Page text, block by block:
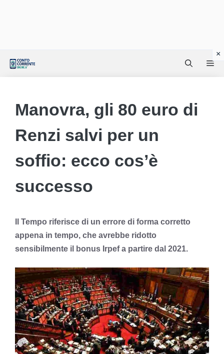
Manovra, gli 80 euro di
Renzi salvi per un
soffio: ecco cos’è
successo
Il Tempo riferisce di un errore di forma corretto
appena in tempo, che avrebbe ridotto
sensibilmente il bonus Irpef a partire dal 2021.